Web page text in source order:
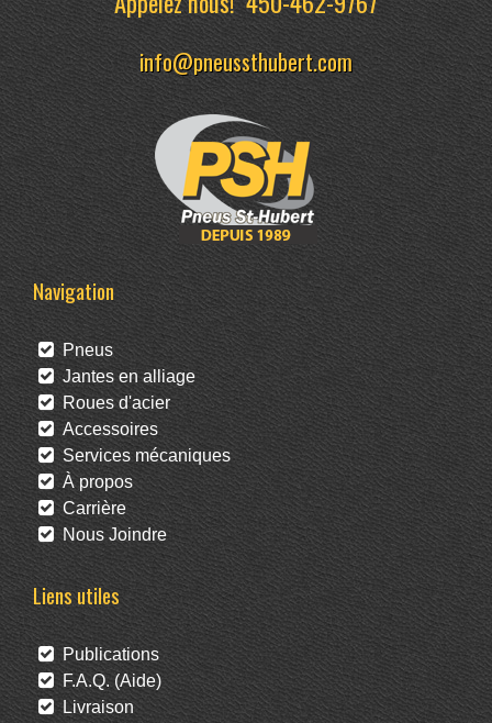
info@pneussthubert.com
Navigation
Pneus
Jantes en alliage
Roues d'acier
Accessoires
Services mécaniques
À propos
Carrière
Nous Joindre
Liens utiles
Publications
F.A.Q. (Aide)
Livraison